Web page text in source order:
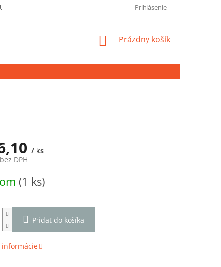
Prihlásenie
NÁKUPNÝ
Prázdny košík
/ ks
DPH
(1 ks)
Pridať do košíka
informácie